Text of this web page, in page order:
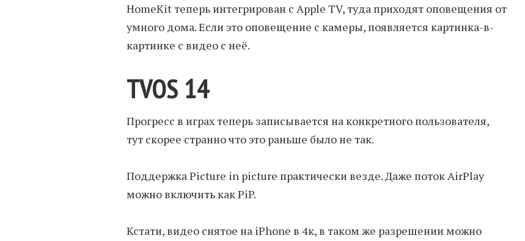
HomeKit теперь интегрирован с Apple TV, туда приходят оповещения от
умного дома. Если это оповещение с камеры, появляется картинка-в-
картинке с видео с неё.
TVOS 14
Прогресс в играх теперь записывается на конкретного пользователя,
тут скорее странно что это раньше было не так.
Поддержка Picture in picture практически везде. Даже поток AirPlay
можно включить как PiP.
Кстати, видео снятое на iPhone в 4к, в таком же разрешении можно